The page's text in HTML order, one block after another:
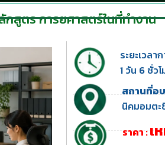
กสูตร การยศาสตร์ในที่ทำงาน
ระยะเวลา
1 วัน 6 ชั่วโ
สถานที่อ
นิคมอมต
ราคา :เ